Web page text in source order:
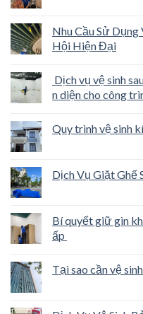
Nhu Cầu Sử Dụng
Hội Hiện Đại
Dịch vụ vệ sinh
n diện cho công
Quy trình vệ sinh
Dịch Vụ Giặt Ghế
Bí quyết giữ gìn
ấp
Tại sao cần vệ